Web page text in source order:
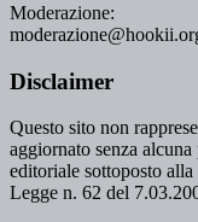
Moderazione:
Disclaimer
Questo sito non
aggiornato senza
editoriale sottoposto
Legge n. 62 del